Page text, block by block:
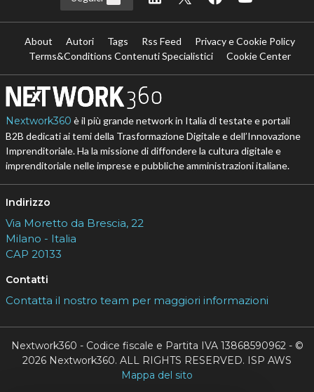
About Autori Tags Rss Feed
Privacy e Cookie Policy
Terms&Conditions Contenuti Specialistici
Cookie Center
Nextwork360 è il più grande network in Italia di testate e portali
B2B dedicati ai temi della Trasformazione Digitale e dell’Innovazione
Imprenditoriale. Ha la missione di diffondere la cultura digitale e
imprenditoriale nelle imprese e pubbliche amministrazioni italiane.
Indirizzo
Via Moretto da Brescia, 22
Milano - Italia
CAP 20133
Contatti
Contatta il nostro team per maggiori informazioni
Nextwork360 - Codice fiscale e Partita IVA 13868590962 - ©
2026 Nextwork360. ALL RIGHTS RESERVED. ISP AWS
Mappa del sito